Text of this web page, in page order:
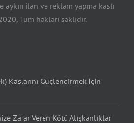
ilan ve reklam yapma kastı
Tüm hakları saklıdır.
Kaslarını Güçlendirmek İçin
Zarar Veren Kötü Alışkanlıklar